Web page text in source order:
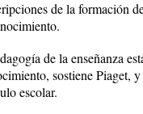
de la formación
de la enseñanza
sostiene Piaget,
escolar.